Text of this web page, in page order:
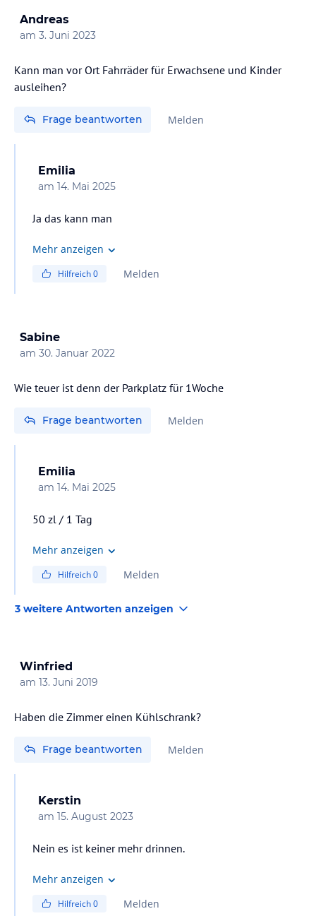
Andreas
am 3. Juni 2023
Kann man vor Ort Fahrräder für Erwachsene und Kinder
ausleihen?
Frage beantworten Melden
Emilia
am 14. Mai 2025
Ja das kann man
Mehr anzeigen
Hilfreich0 Melden
Sabine
am 30. Januar 2022
Wie teuer ist denn der Parkplatz für 1Woche
Frage beantworten Melden
Emilia
am 14. Mai 2025
50 zl / 1 Tag
Mehr anzeigen
Hilfreich0 Melden
3 weitere Antworten anzeigen
Winfried
am 13. Juni 2019
Haben die Zimmer einen Kühlschrank?
Frage beantworten Melden
Kerstin
am 15. August 2023
Nein es ist keiner mehr drinnen.
Mehr anzeigen
Hilfreich0 Melden